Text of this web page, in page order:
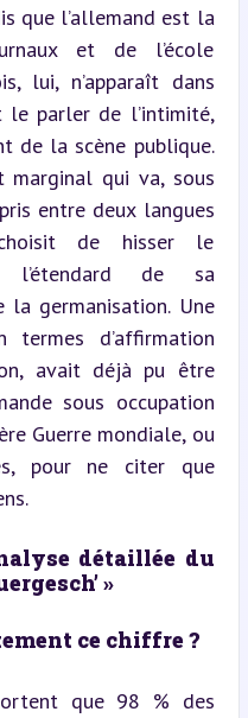
que l’allemand est la
et de l’école
lui, n’apparaît dans
parler de l’intimité,
de la scène publique.
marginal qui va, sous
entre deux langues
de hisser le
l’étendard de sa
germanisation. Une
termes d’affirmation
avait déjà pu être
sous occupation
Guerre mondiale, ou
pour ne citer que
détaillée du
»
ce chiffre ?
que 98 % des